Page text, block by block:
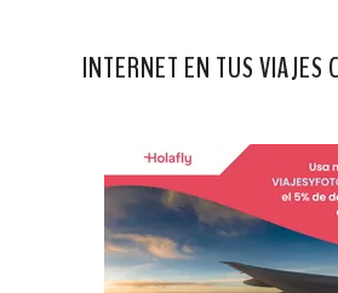
INTERNET EN TUS VIAJES